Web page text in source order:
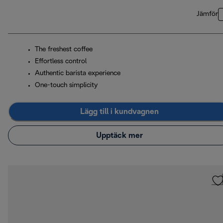
Jämför
The freshest coffee
Effortless control
Authentic barista experience
One-touch simplicity
Lägg till i kundvagnen
Upptäck mer